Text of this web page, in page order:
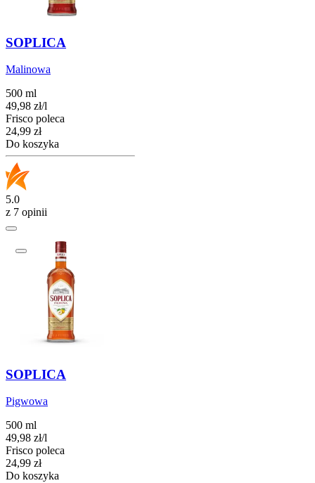
SOPLICA
Malinowa
500 ml
49,98 zł/l
Frisco poleca
Cena
24,99 zł
Do koszyka
5.0
z 7 opinii
SOPLICA
Pigwowa
500 ml
49,98 zł/l
Frisco poleca
Cena
24,99 zł
Do koszyka